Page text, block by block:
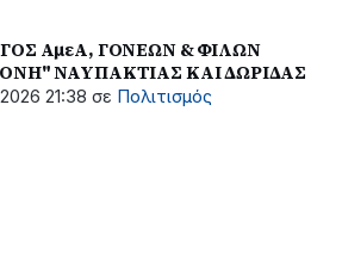
ΑμεΑ, ΓΟΝΕΩΝ & ΦΙΛΩΝ
ΝΑΥΠΑΚΤΙΑΣ ΚΑΙ ΔΩΡΙΔΑΣ
21:38 σε Πολιτισμός